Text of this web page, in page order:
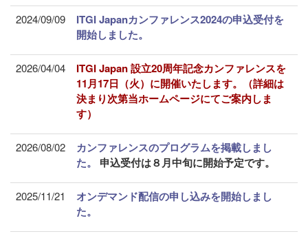
2024/09/09
ITGI Japanカンファレンス2024の申込受付を
開始しました。
2026/04/04
ITGI Japan 設立20周年記念カンファレンスを
11月17日（火）に開催いたします。（詳細は
決まり次第当ホームページにてご案内しま
す）
2026/08/02
カンファレンスのプログラムを掲載しまし
た。
申込受付は８月中旬に開始予定です。
2025/11/21
オンデマンド配信の申し込みを開始しまし
た。